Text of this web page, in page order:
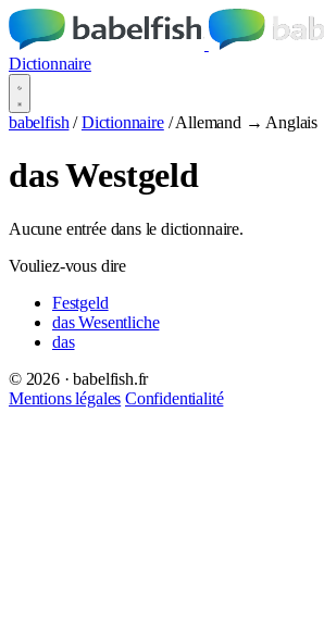
Dictionnaire
babelfish / Dictionnaire / Allemand → Anglais
das Westgeld
Aucune entrée dans le dictionnaire.
Vouliez-vous dire
Festgeld
das Wesentliche
das
© 2026 · babelfish.fr
Mentions légales Confidentialité